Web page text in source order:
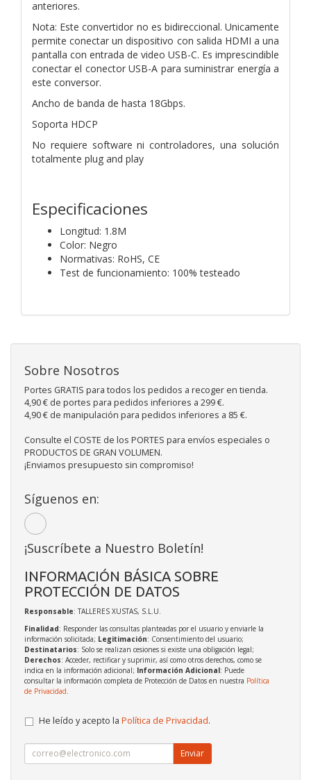
anteriores.
Nota: Este convertidor no es bidireccional. Unicamente
permite conectar un dispositivo con salida HDMI a una
pantalla con entrada de video USB-C. Es imprescindible
conectar el conector USB-A para suministrar energía a
este conversor.
Ancho de banda de hasta 18Gbps.
Soporta HDCP
No requiere software ni controladores, una solución
totalmente plug and play
Especificaciones
Longitud: 1.8M
Color: Negro
Normativas: RoHS, CE
Test de funcionamiento: 100% testeado
Sobre Nosotros
Portes GRATIS para todos los pedidos a recoger en tienda.
4,90 € de portes para pedidos inferiores a 299 €.
4,90 € de manipulación para pedidos inferiores a 85 €.
Consulte el COSTE de los PORTES para envíos especiales o
PRODUCTOS DE GRAN VOLUMEN.
¡Enviamos presupuesto sin compromiso!
Síguenos en:
¡Suscríbete a Nuestro Boletín!
INFORMACIÓN BÁSICA SOBRE
PROTECCIÓN DE DATOS
Responsable: TALLERES XUSTAS, S.L.U.
Finalidad: Responder las consultas planteadas por el usuario y enviarle la
información solicitada; Legitimación: Consentimiento del usuario;
Destinatarios: Solo se realizan cesiones si existe una obligación legal;
Derechos: Acceder, rectificar y suprimir, así como otros derechos, como se
indica en la información adicional; Información Adicional: Puede
consultar la información completa de Protección de Datos en nuestra Política
de Privacidad
He leído y acepto la Política de Privacidad.
Enviar